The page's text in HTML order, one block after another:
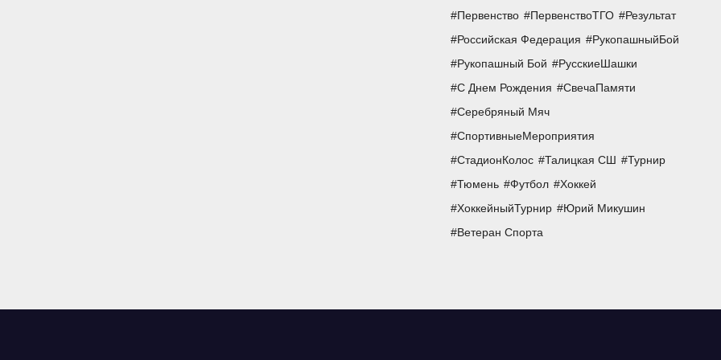
Первенство
ПервенствоТГО
Результат
Российская Федерация
РукопашныйБой
Рукопашный Бой
РусскиеШашки
С Днем Рождения
СвечаПамяти
Серебряный Мяч
СпортивныеМероприятия
СтадионКолос
Талицкая СШ
Турнир
Тюмень
Футбол
Хоккей
ХоккейныйТурнир
Юрий Микушин
Ветеран Спорта